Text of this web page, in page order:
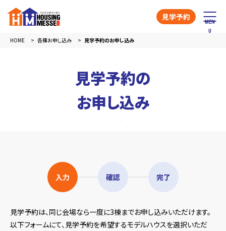
見学予約
HOME 各種お申し込み 見学予約のお申し込み
見学予約の
お申し込み
入力 確認 完了
見学予約は、同じ会場なら一度に3棟までお申し込みいただけます。
以下フォームにて、見学予約を希望するモデルハウスを選択いただ